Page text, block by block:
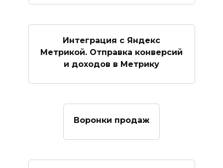
Интеграция с Яндекс
Метрикой. Отправка конверсий
и доходов в Метрику
Воронки продаж